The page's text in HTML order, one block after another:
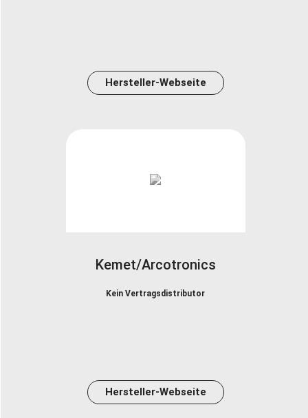
Hersteller-Webseite
Kemet/Arcotronics
Kein Vertragsdistributor
Hersteller-Webseite